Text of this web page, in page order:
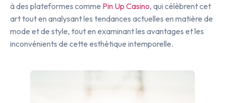
à des plateformes comme Pin Up Casino, qui célèbrent cet
art tout en analysant les tendances actuelles en matière de
mode et de style, tout en examinant les avantages et les
inconvénients de cette esthétique intemporelle.